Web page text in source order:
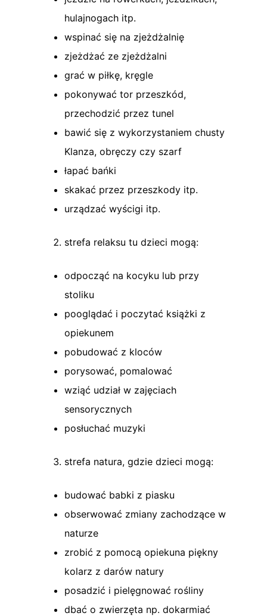
hulajnogach itp.
wspinać się na zjeżdżalnię
zjeżdżać ze zjeżdżalni
grać w piłkę, kręgle
pokonywać tor przeszkód,
przechodzić przez tunel
bawić się z wykorzystaniem chusty
Klanza, obręczy czy szarf
łapać bańki
skakać przez przeszkody itp.
urządzać wyścigi itp.
strefa relaksu tu dzieci mogą:
odpocząć na kocyku lub przy
stoliku
pooglądać i poczytać książki z
opiekunem
pobudować z kloców
porysować, pomalować
wziąć udział w zajęciach
sensorycznych
posłuchać muzyki
strefa natura, gdzie dzieci mogą:
budować babki z piasku
obserwować zmiany zachodzące w
naturze
zrobić z pomocą opiekuna piękny
kolarz z darów natury
posadzić i pielęgnować rośliny
dbać o zwierzęta np. dokarmiać